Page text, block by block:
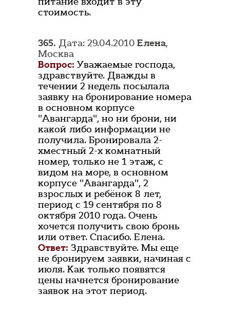
стоимость.
365. Дата: 29.04.2010 Елена,
Москва
Вопрос: Уважаемые господа,
здравствуйте. Дважды в
течении 2 недель посылала
заявку на бронирование номера
в основном корпусе
"Авангарда", но ни брони, ни
какой либо информации не
получила. Бронировала 2-
хместный 2-х комнатный
номер, только не 1 этаж, с
видом на море, в основном
корпусе "Авангарда", 2
взрослых и ребёнок 8 лет,
период с 19 сентября по 8
октября 2010 года. Очень
хочется получить свою бронь
или ответ. Спасибо. Елена.
Ответ: Здравствуйте. Мы еще
не бронируем заявки, начиная с
июля. Как только появятся
цены начнется бронирование
заявок на этот период.